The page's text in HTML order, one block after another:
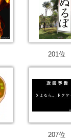
201位
207位